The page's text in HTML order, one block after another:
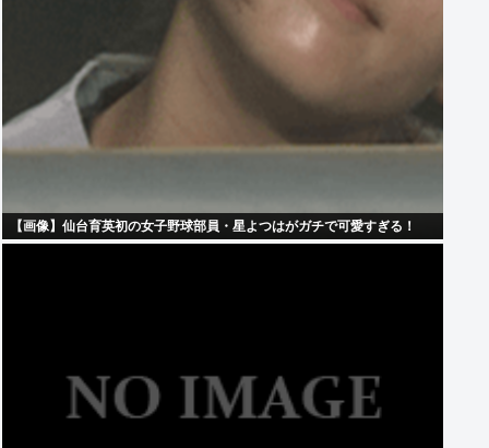
【画像】仙台育英初の女子野球部員・星よつはがガチで可愛すぎる！